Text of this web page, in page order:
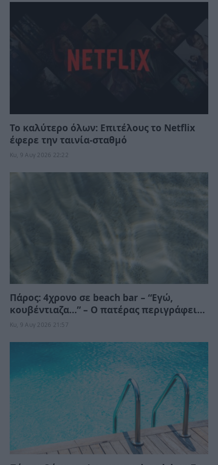
Το καλύτερο όλων: Επιτέλους το Netflix
έφερε την ταινία-σταθμό
Κυ, 9 Αυγ 2026 22:22
Πάρος: 4χρονο σε beach bar – “Εγώ,
κουβέντιαζα…” – Ο πατέρας περιγράφει
τις στιγμές της τραγωδίας που χτύπησε
Κυ, 9 Αυγ 2026 21:57